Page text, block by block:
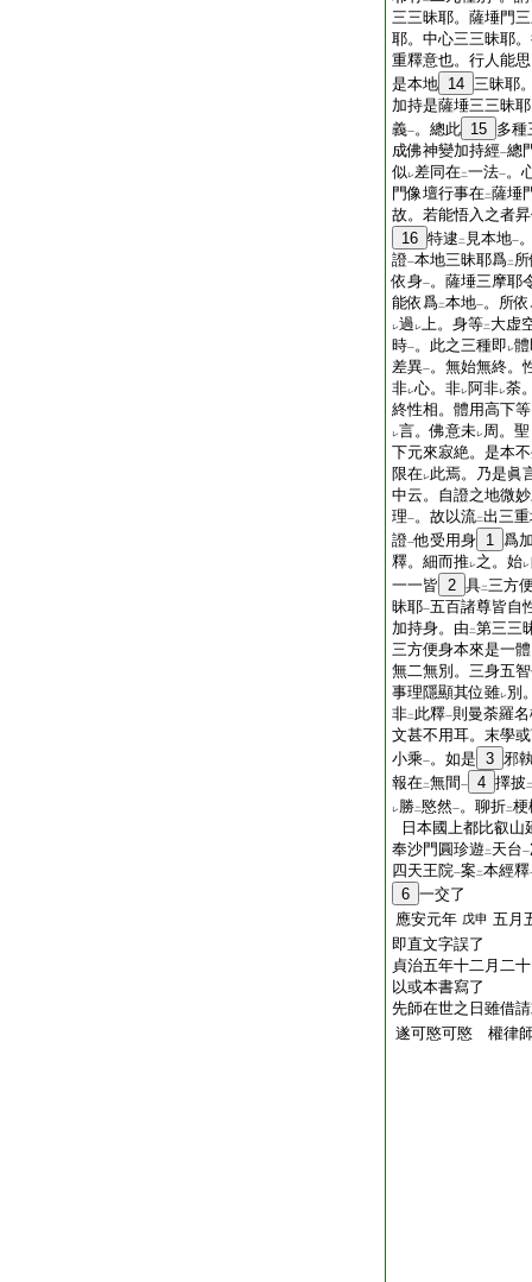
三三昧耶。薩埵門
耶。中心三三昧耶
重釋意也。行人能
是本地 14 三昧耶
加持是薩埵三三昧
義一。總此 15 多種
成佛神變加持經一總
似レ差同在二一法一。
門像壇行事在二薩埵
故。若能悟入之者
16 特逮 二 見本地一
證一本地三昧耶爲二
依身一。薩埵三摩耶
能依爲二本地一。所
レ過 レ上。身等二 大虚
時一。此之三種即 レ
差異一。無始無終。
非レ心。非レ阿非レ荼
終性相。體用高下
レ言。佛意未レ周。
下元來寂絶。是本
限在レ此焉。乃是眞
中云。自證之地微
理一。故以流二出三
證一他受用身 1 爲
釋。細而推レ之。始レ
一一皆 2 具二三方
昧耶一五百諸尊皆自
加持身。由 二第三三
三方便身本來是一
無二無別。三身五
事理隱顯其位雖レ別
非二 此釋一則曼荼羅
文甚不用耳。末學
小乘一。如是 3 邪
報在二無間 一 4 擇披 二
レ勝二愍然一。聊折二梗
日本國上都比叡山
奉沙門圓珍遊二 天台一
四天王院一案二本經釋
6 一交了
應安元年 戊申 五月
即直文字誤了
貞治五年十二月二
以或本書寫了
先師在世之日雖借
遂可愍可愍 權律